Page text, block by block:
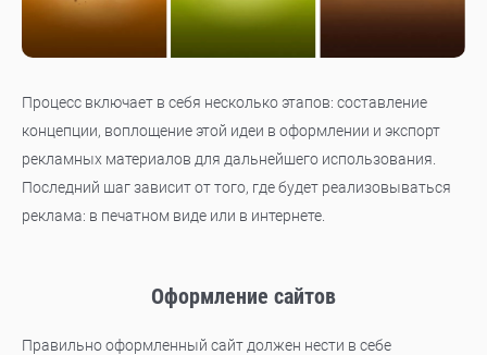
Процесс включает в себя несколько этапов: составление
концепции, воплощение этой идеи в оформлении и экспорт
рекламных материалов для дальнейшего использования.
Последний шаг зависит от того, где будет реализовываться
реклама: в печатном виде или в интернете.
Оформление сайтов
Правильно оформленный сайт должен нести в себе